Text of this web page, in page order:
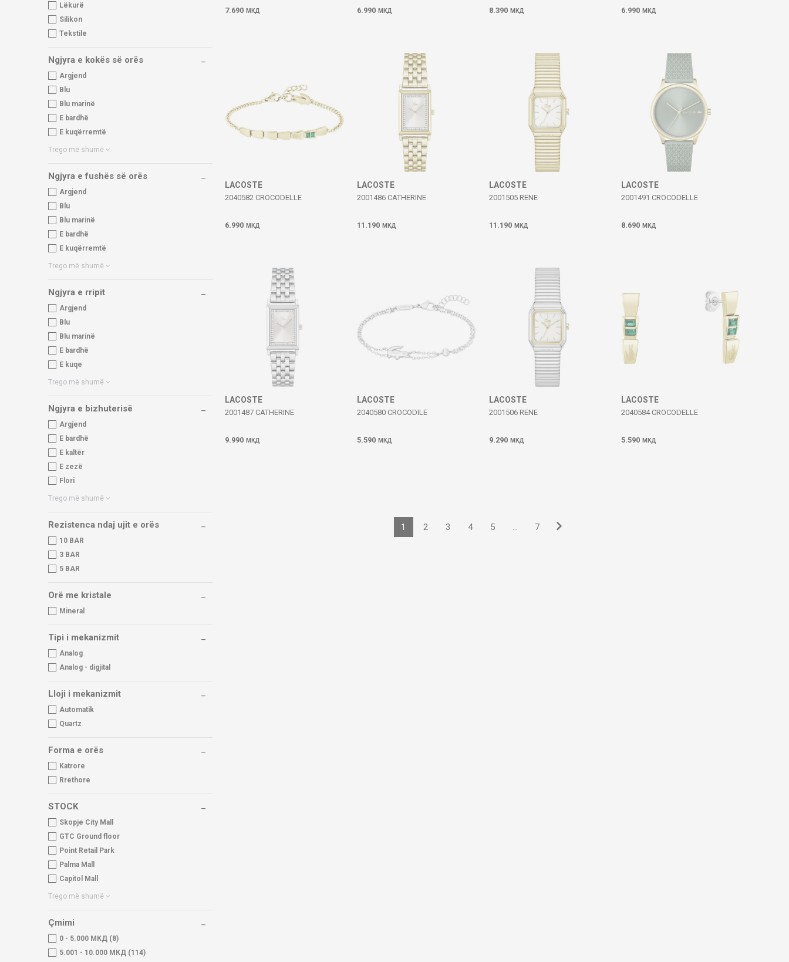
Lëkurë
Silikon
Tekstile
Ngjyra e kokës së orës
Argjend
Blu
Blu marinë
E bardhë
E kuqërremtë
Trego më shumë
Ngjyra e fushës së orës
Argjend
Blu
Blu marinë
E bardhë
E kuqërremtë
Trego më shumë
Ngjyra e rripit
Argjend
Blu
Blu marinë
E bardhë
E kuqe
Trego më shumë
Ngjyra e bizhuterisë
Argjend
E bardhë
E kaltër
E zezë
Flori
Trego më shumë
Rezistenca ndaj ujit e orës
10 BAR
3 BAR
5 BAR
Orë me kristale
Mineral
Tipi i mekanizmit
Analog
Analog - digjital
Lloji i mekanizmit
Automatik
Quartz
Forma e orës
Katrore
Rrethore
STOCK
Skopje City Mall
GTC Ground floor
Point Retail Park
Palma Mall
Capitol Mall
Trego më shumë
Çmimi
0 - 5.000 МКД (8)
5.001 - 10.000 МКД (114)
7.690 МКД 6.990 МКД 8.390 МКД 6.990 МКД
LACOSTE
2040582 CROCODELLE
6.990 МКД
LACOSTE
2001486 CATHERINE
11.190 МКД
LACOSTE
2001505 RENE
11.190 МКД
LACOSTE
2001491 CROCODELLE
8.690 МКД
LACOSTE
2001487 CATHERINE
9.990 МКД
LACOSTE
2040580 CROCODILE
5.590 МКД
LACOSTE
2001506 RENE
9.290 МКД
LACOSTE
2040584 CROCODELLE
5.590 МКД
1 2 3 4 5 ... 7